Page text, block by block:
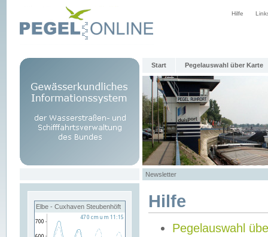
Hilfe
Start Pegelauswahl über Karte
Newsletter
Elbe - Cuxhaven Steubenhöft Hilfe
Pegelauswahl